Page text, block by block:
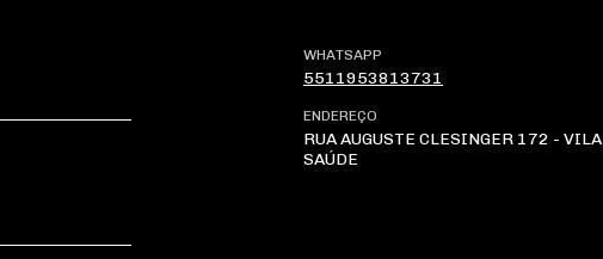
WHATSAPP
5511953813731
ENDEREÇO
RUA AUGUSTE CLESINGER 172 - VILA
SAÚDE